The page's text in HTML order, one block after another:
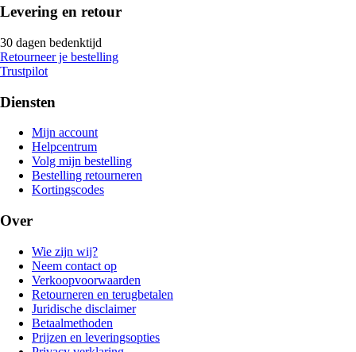
Levering en retour
30 dagen bedenktijd
Retourneer je bestelling
Trustpilot
Diensten
Mijn account
Helpcentrum
Volg mijn bestelling
Bestelling retourneren
Kortingscodes
Over
Wie zijn wij?
Neem contact op
Verkoopvoorwaarden
Retourneren en terugbetalen
Juridische disclaimer
Betaalmethoden
Prijzen en leveringsopties